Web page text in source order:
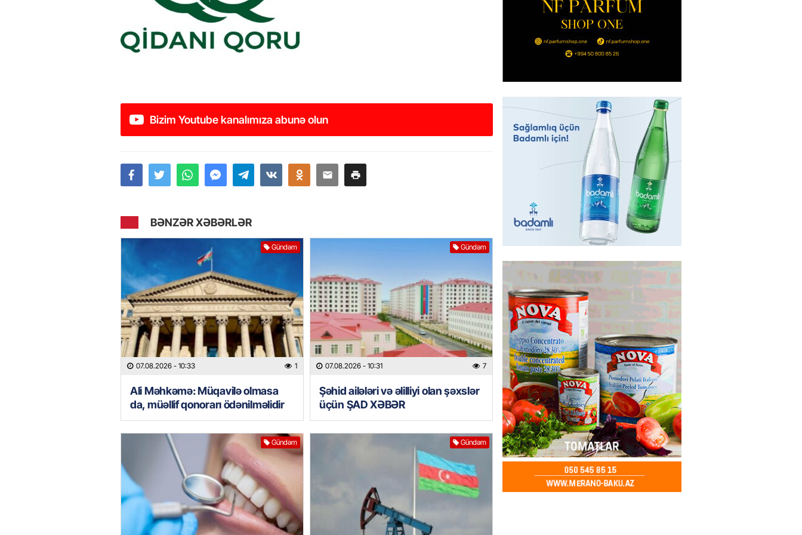
Bizim Youtube kanalımıza abunə olun
BƏNZƏR XƏBƏRLƏR
Gündəm
07.08.2026 - 10:33 1
Ali Məhkəmə: Müqavilə olmasa
da, müəllif qonorarı ödənilməlidir
Gündəm
07.08.2026 - 10:31 7
Şəhid ailələri və əlilliyi olan şəxslər
üçün ŞAD XƏBƏR
Gündəm Gündəm
çərçivəsində “91-lər” və partiya
veteranları ilə görüş keçirilib –
06.08.2026- 16:17
06.08.2026 102
GÜNDƏM
Azərbaycanın UNESCO-dakı yeni
nümayəndəsi kimdir? – DOSYE
87
Sərhədlərimizi pozan 26 nəfər tutuldu
Kiyev Başqırdıstan və Yaroslavldakı
neft emal zavodunu vurub
06.08.2026- 15:30 90
GÜNDƏM
Pezeşkian Azərbaycanla bağlı tapşırıq
verdi: vali hərəkətə keçdi
06.08.2026- 15:15 94
REKLAM
Birbank Star kartını indi sifariş
edin, nağdlaşdırmanı komissiyasız
edin
06.08.2026- 15:07